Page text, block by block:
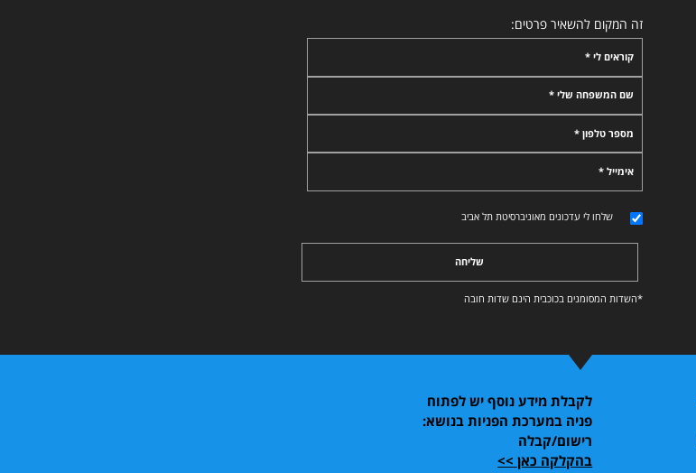
זה המקום להשאיר פרטים:
קוראים לי *
שם המשפחה שלי *
מספר טלפון *
אימייל *
שלחו לי עדכונים מאוניברסיטת תל אביב
שליחה
*השדות המסומנים בכוכבית הינם שדות חובה
לקבלת מידע נוסף יש לפתוח
פניה במערכת הפניות בנושא:
רישום/קבלה
בהקלקה כאן >>